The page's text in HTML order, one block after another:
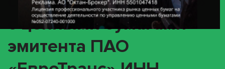
с ценными бумагами
эмитента ПАО